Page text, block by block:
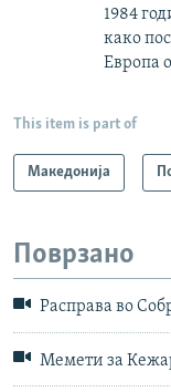
1984
како
Европа
This item is part of
Македонија
Поврзано
Расправа во
Мемети за